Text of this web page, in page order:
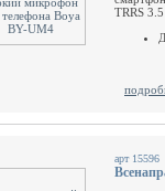
TRRS
арт 15596